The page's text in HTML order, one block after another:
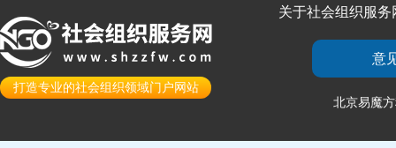
打造专业的社会组织领域门户网站
关于社会组织服务
意
北京易魔